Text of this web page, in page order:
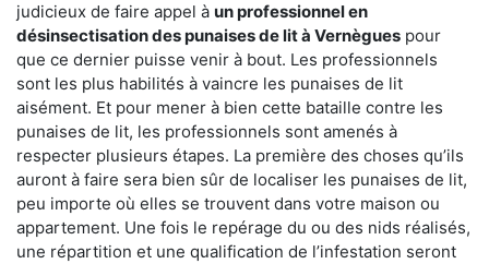
judicieux de faire appel à un professionnel en
désinsectisation des punaises de lit à Vernègues pour
que ce dernier puisse venir à bout. Les professionnels
sont les plus habilités à vaincre les punaises de lit
aisément. Et pour mener à bien cette bataille contre les
punaises de lit, les professionnels sont amenés à
respecter plusieurs étapes. La première des choses qu’ils
auront à faire sera bien sûr de localiser les punaises de lit,
peu importe où elles se trouvent dans votre maison ou
appartement. Une fois le repérage du ou des nids réalisés,
une répartition et une qualification de l’infestation seront